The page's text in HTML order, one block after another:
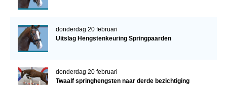
donderdag 20 februari
Uitslag Hengstenkeuring Springpaarden
donderdag 20 februari
Twaalf springhengsten naar derde bezichtiging